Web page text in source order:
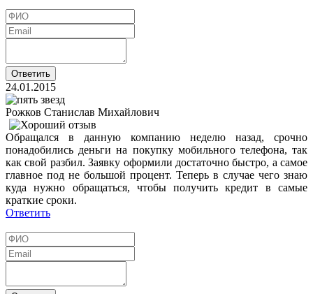
24.01.2015
Рожков Станислав Михайлович
Обращался в данную компанию неделю назад, срочно
понадобились деньги на покупку мобильного телефона, так
как свой разбил. Заявку оформили достаточно быстро, а самое
главное под не большой процент. Теперь в случае чего знаю
куда нужно обращаться, чтобы получить кредит в самые
краткие сроки.
Ответить